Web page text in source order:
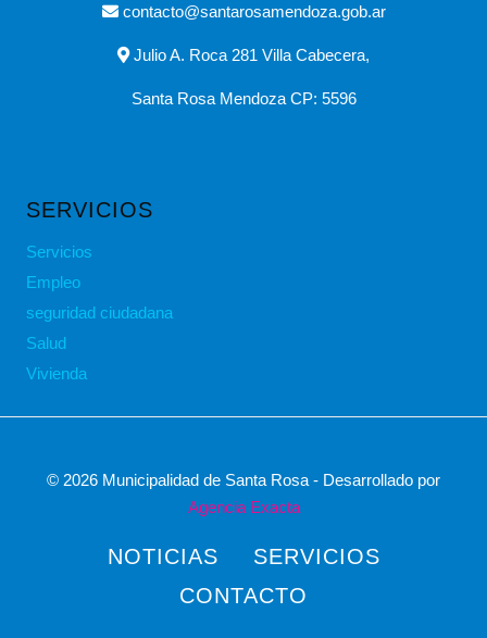
contacto@santarosamendoza.gob.ar
Julio A. Roca 281 Villa Cabecera,
Santa Rosa Mendoza CP: 5596
SERVICIOS
Servicios
Empleo
seguridad ciudadana
Salud
Vivienda
© 2026 Municipalidad de Santa Rosa - Desarrollado por
Agencia Exacta
NOTICIAS
SERVICIOS
CONTACTO